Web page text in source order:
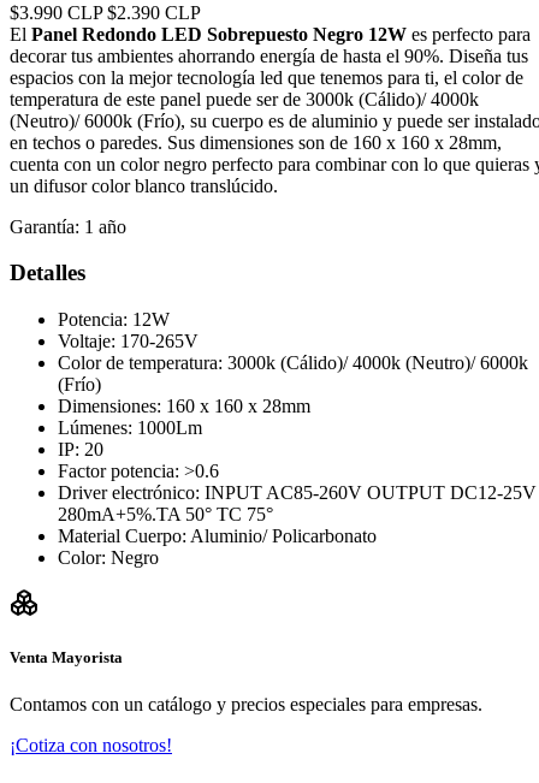
$3.990 CLP $2.390 CLP
El Panel Redondo LED Sobrepuesto Negro 12W es perfecto para
decorar tus ambientes ahorrando energía de hasta el 90%. Diseña tus
espacios con la mejor tecnología led que tenemos para ti, el color de
temperatura de este panel puede ser de 3000k (Cálido)/ 4000k
(Neutro)/ 6000k (Frío), su cuerpo es de aluminio y puede ser
en techos o paredes. Sus dimensiones son de 160 x 160 x 28mm,
cuenta con un color negro perfecto para combinar con lo que quieras
un difusor color blanco translúcido.
Garantía: 1 año
Detalles
Potencia: 12W
Voltaje: 170-265V
Color de temperatura: 3000k (Cálido)/ 4000k (Neutro)/ 6000k
(Frío)
Dimensiones: 160 x 160 x 28mm
Lúmenes: 1000Lm
IP: 20
Factor potencia: >0.6
Driver electrónico: INPUT AC85-260V OUTPUT DC12-25V
280mA+5%.TA 50° TC 75°
Material Cuerpo: Aluminio/ Policarbonato
Color: Negro
Venta Mayorista
Contamos con un catálogo y precios especiales para empresas.
¡Cotiza con nosotros!